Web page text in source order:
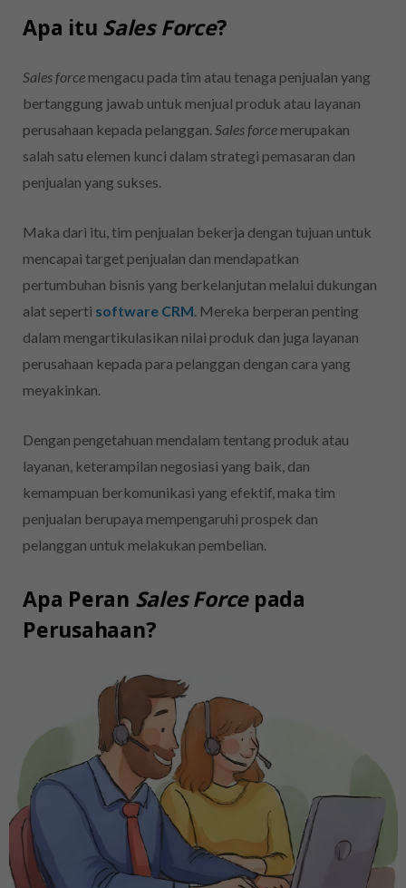
Apa itu Sales Force?
Sales force mengacu pada tim atau tenaga penjualan yang
bertanggung jawab untuk menjual produk atau layanan
perusahaan kepada pelanggan.Sales force merupakan
salah satu elemen kunci dalam strategi pemasaran dan
penjualan yang sukses.
Maka dari itu, tim penjualan bekerja dengan tujuan untuk
mencapai target penjualan dan mendapatkan
pertumbuhan bisnis yang berkelanjutan melalui dukungan
alat seperti software CRM. Mereka berperan penting
dalam mengartikulasikan nilai produk dan juga layanan
perusahaan kepada para pelanggan dengan cara yang
meyakinkan.
Dengan pengetahuan mendalam tentang produk atau
layanan, keterampilan negosiasi yang baik, dan
kemampuan berkomunikasi yang efektif, maka tim
penjualan berupaya mempengaruhi prospek dan
pelanggan untuk melakukan pembelian.
Apa Peran Sales Forcepada
Perusahaan?